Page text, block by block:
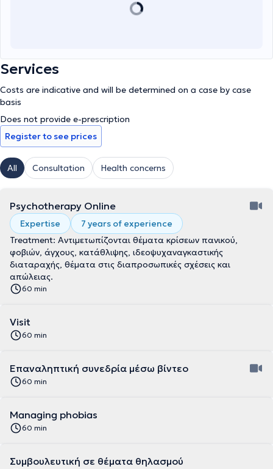
Services
Costs are indicative and will be determined on a case by case
basis
Does not provide e-prescription
Register to see prices
All Consultation Health concerns
Psychotherapy Online
Expertise
7 years of experience
Treatment: Αντιμετωπίζονται θέματα κρίσεων πανικού,
φοβιών, άγχους, κατάθλιψης, ιδεοψυχαναγκαστικής
διαταραχής, θέματα στις διαπροσωπικές σχέσεις και
απώλειας.
60 min
Visit
60 min
Επαναληπτική συνεδρία μέσω βίντεο
60 min
Μanaging phobias
60 min
Συμβουλευτική σε θέματα θηλασμού